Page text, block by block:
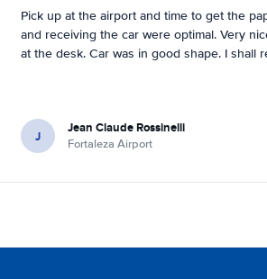
Pick up at the airport and time to get the
and receiving the car were optimal. Very
at the desk. Car was in good shape. I shall
J Jean Claude Rossinelli
Fortaleza Airport